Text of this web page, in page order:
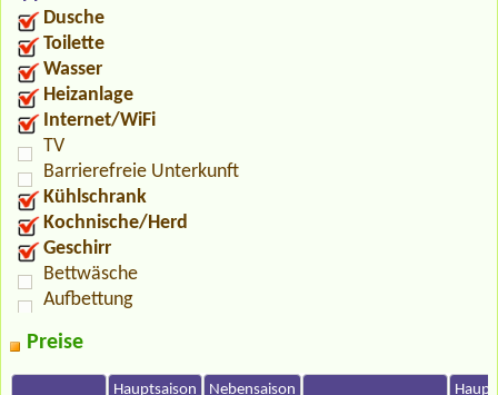
Dusche
Toilette
Wasser
Heizanlage
Internet/WiFi
TV
Barrierefreie Unterkunft
Kühlschrank
Kochnische/Herd
Geschirr
Bettwäsche
Aufbettung
Preise
Hauptsaison Nebensaison